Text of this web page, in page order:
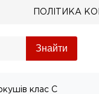
ПОЛІТИКА
Знайти
клас С